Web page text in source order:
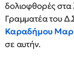
δολιοφθορές στα
Γραμματέα του
Καραδήμου
σε αυτήν.